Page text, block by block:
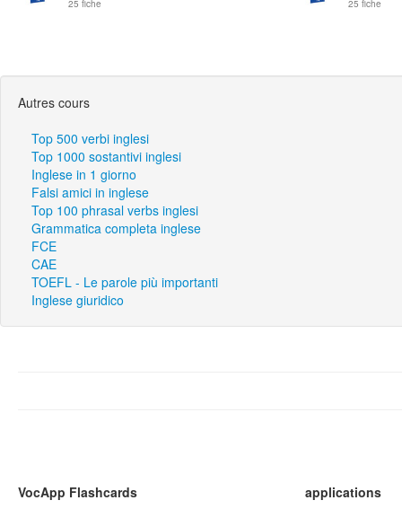
25 fiche 25 fiche
Autres cours
Top 500 verbi inglesi
Top 1000 sostantivi inglesi
Inglese in 1 giorno
Falsi amici in inglese
Top 100 phrasal verbs inglesi
Grammatica completa inglese
FCE
CAE
TOEFL - Le parole più importanti
Inglese giuridico
VocApp Flashcards
applications